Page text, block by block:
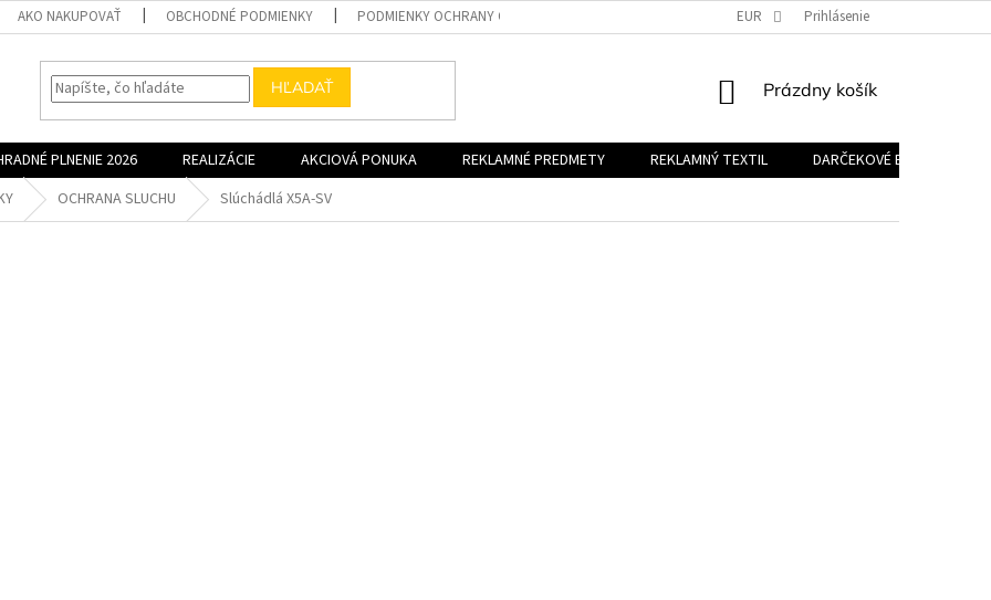
AKO NAKUPOVAŤ OBCHODNÉ PODMIENKY PODMIENKY OCHRANY OSOBNÝCH ÚDAJOV EUR Prihlásenie
HĽADAŤ
NÁKUPNÝ
Prázdny košík
PLNENIE 2026 REALIZÁCIE AKCIOVÁ PONUKA REKLAMNÉ PREDMETY REKLAMNÝ TEXTIL
DARČEKOVÉ BALÍČKY
OCHRANA SLUCHU Slúchádlá X5A-SV